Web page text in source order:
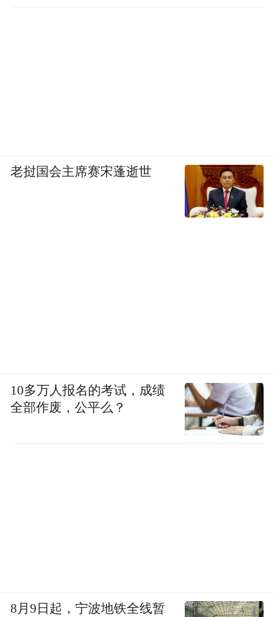
老挝国会主席赛宋蓬逝世
10多万人报名的考试，成绩
全部作废，公平么？
8月9日起，宁波地铁全线暂